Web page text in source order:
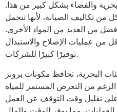
والفضاء بشكل كبير من هذا.
من تكاليف الصيانة، لأنها تتحمل
من العديد من المواد الأخرى.
من عمليات الإصلاح والاستبدال
توفيرًا كبيرًا للشركات.
البحرية، تحافظ مكونات برونز
من التعرض المستمر للمياه
على تقليل وقت التوقف عن العمل